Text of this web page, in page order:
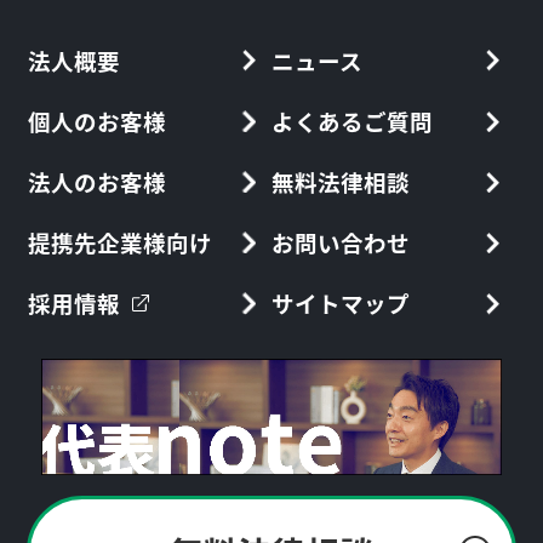
法人概要
個人のお客様
法人のお客様
提携先企業様向け
採用情報
ニュース
よくあるご質問
無料法律相談
お問い合わせ
サイトマップ